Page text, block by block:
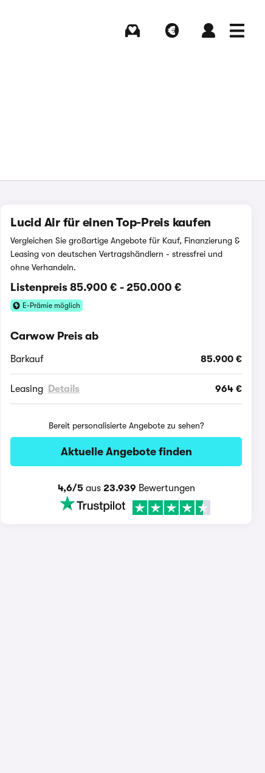
Lucid Air für einen Top-Preis kaufen
Vergleichen Sie großartige Angebote für Kauf, Finanzierung &
Leasing von deutschen Vertragshändlern - stressfrei und
ohne Verhandeln.
Listenpreis85.900 € -250.000 €
E-Prämie möglich
Carwow Preis ab
Barkauf 85.900 €
Leasing Details 964 €
Bereit personalisierte Angebote zu sehen?
Aktuelle Angebote finden
4,6/5aus 23.939 Bewertungen